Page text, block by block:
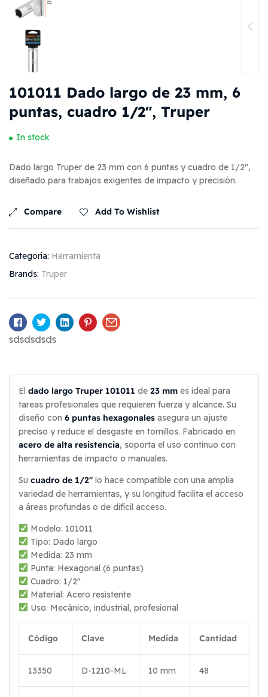
101011 Dado largo de 23 mm, 6
puntas, cuadro 1/2″, Truper
In stock
Dado largo Truper de 23 mm con 6 puntas y cuadro de 1/2″,
diseñado para trabajos exigentes de impacto y precisión.
Compare Add To Wishlist
Categoría: Herramienta
Brands: Truper
Facebook
TwitterLinkedinPinterestEmail
sdsdsdsds
El dado largo Truper 101011 de 23 mm es ideal para
tareas profesionales que requieren fuerza y alcance. Su
diseño con 6 puntas hexagonales asegura un ajuste
preciso y reduce el desgaste en tornillos. Fabricado en
acero de alta resistencia, soporta el uso continuo con
herramientas de impacto o manuales.
Su cuadro de 1/2″ lo hace compatible con una amplia
variedad de herramientas, y su longitud facilita el acceso
a áreas profundas o de difícil acceso.
Modelo: 101011
Tipo: Dado largo
Medida: 23 mm
Punta: Hexagonal (6 puntas)
Cuadro: 1/2″
Material: Acero resistente
Uso: Mecánico, industrial, profesional
Código Clave Medida Cantidad
13350 D-1210-ML 10 mm 48